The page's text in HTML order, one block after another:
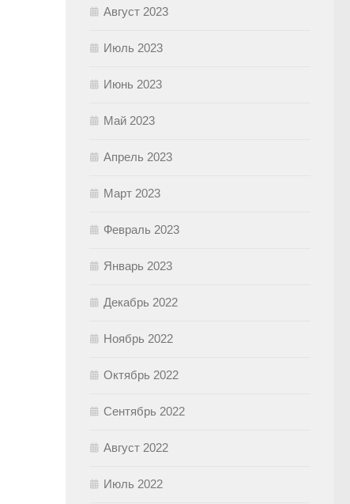
Август 2023
Июль 2023
Июнь 2023
Май 2023
Апрель 2023
Март 2023
Февраль 2023
Январь 2023
Декабрь 2022
Ноябрь 2022
Октябрь 2022
Сентябрь 2022
Август 2022
Июль 2022